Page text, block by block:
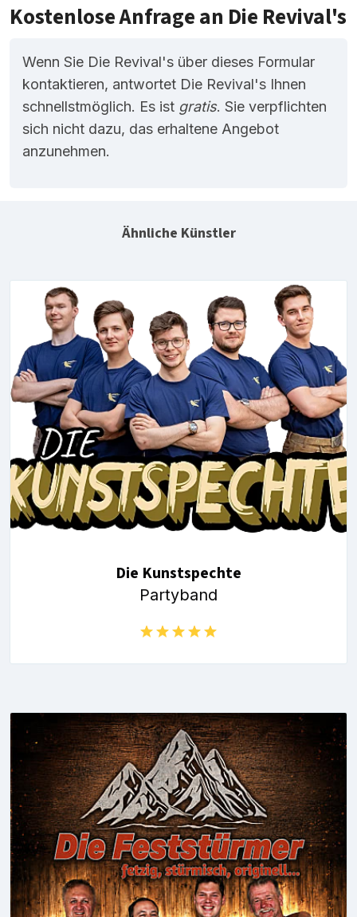
Kostenlose Anfrage an Die Revival's
Wenn Sie Die Revival's über dieses Formular
kontaktieren, antwortet Die Revival's Ihnen
schnellstmöglich. Es ist gratis. Sie verpflichten
sich nicht dazu, das erhaltene Angebot
anzunehmen.
Ähnliche Künstler
Die Kunstspechte
Partyband